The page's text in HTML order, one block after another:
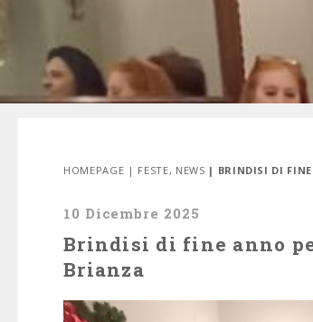
HOMEPAGE | FESTE, NEWS | BRINDISI DI
10 Dicembre 2025
Brindisi di fine anno
Brianza